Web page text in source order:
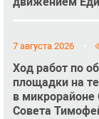
7 августа 2026
Ход работ по
площадки на
в микрорайоне
Совета